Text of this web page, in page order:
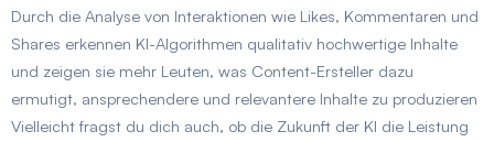
Durch die Analyse von Interaktionen wie Likes, Kommentaren und
Shares erkennen KI-Algorithmen qualitativ hochwertige Inhalte
und zeigen sie mehr Leuten, was Content-Ersteller dazu
ermutigt, ansprechendere und relevantere Inhalte zu produzieren
Vielleicht fragst du dich auch, ob die Zukunft der KI die Leistung